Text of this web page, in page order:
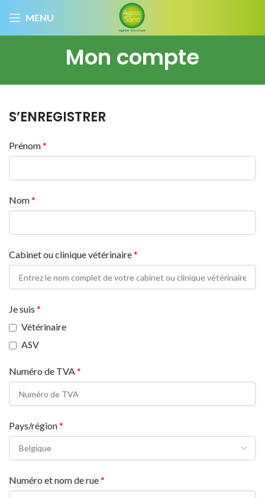
MENU
Mon compte
S’ENREGISTRER
Prénom*
Nom*
Cabinet ou clinique vétérinaire*
Je suis *
Vétérinaire
ASV
Numéro de TVA*
Pays/région*
Belgique
Numéro et nom de rue*